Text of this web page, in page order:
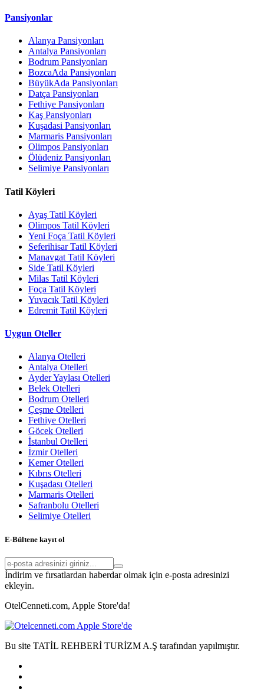
Pansiyonlar
Alanya Pansiyonları
Antalya Pansiyonları
Bodrum Pansiyonları
BozcaAda Pansiyonları
BüyükAda Pansiyonları
Datça Pansiyonları
Fethiye Pansiyonları
Kaş Pansiyonları
Kuşadasi Pansiyonları
Marmaris Pansiyonları
Olimpos Pansiyonları
Ölüdeniz Pansiyonları
Selimiye Pansiyonları
Tatil Köyleri
Ayaş Tatil Köyleri
Olimpos Tatil Köyleri
Yeni Foça Tatil Köyleri
Seferihisar Tatil Köyleri
Manavgat Tatil Köyleri
Side Tatil Köyleri
Milas Tatil Köyleri
Foça Tatil Köyleri
Yuvacık Tatil Köyleri
Edremit Tatil Köyleri
Uygun Oteller
Alanya Otelleri
Antalya Otelleri
Ayder Yaylası Otelleri
Belek Otelleri
Bodrum Otelleri
Çeşme Otelleri
Fethiye Otelleri
Göcek Otelleri
İstanbul Otelleri
İzmir Otelleri
Kemer Otelleri
Kıbrıs Otelleri
Kuşadası Otelleri
Marmaris Otelleri
Safranbolu Otelleri
Selimiye Otelleri
E-Bültene kayıt ol
İndirim ve fırsatlardan haberdar olmak için e-posta adresinizi
ekleyin.
OtelCenneti.com, Apple Store'da!
Bu site TATİL REHBERİ TURİZM A.Ş tarafından yapılmıştır.